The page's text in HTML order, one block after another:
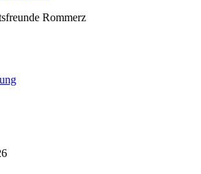
Rommerz